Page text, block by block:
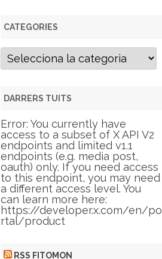
CATEGORIES
C
g
r
i
e
s
DARRERS TUITS
Error: You currently have
access to a subset of X API V2
endpoints and limited v1.1
endpoints (e.g. media post,
oauth) only. If you need access
to this endpoint, you may need
a different access level. You
can learn more here:
https://developer.x.com/en/po
rtal/product
RSS FITOMON